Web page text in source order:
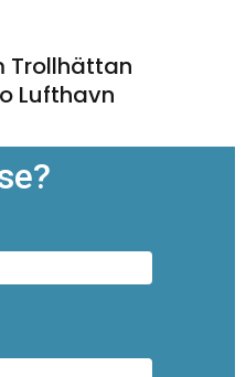
Trollhättan
Lufthavn